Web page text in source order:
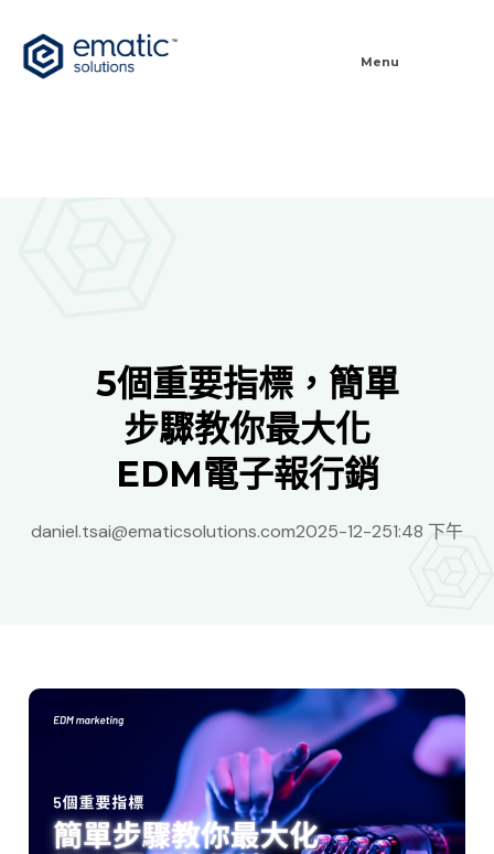
Menu
5個重要指標，簡單
步驟教你最大化
EDM電子報行銷
daniel.tsai@ematicsolutions.com2025-12-251:48 下午